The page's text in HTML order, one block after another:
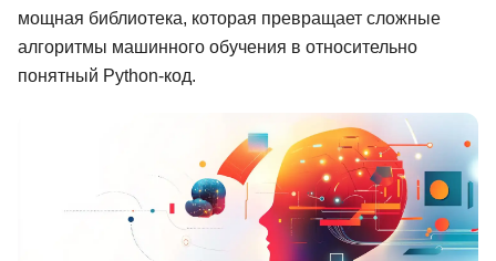
мощная библиотека, которая превращает сложные
алгоритмы машинного обучения в относительно
понятный Python-код.
Иностранные языки
Soft Skills
Акции и промокоды
Рейтинг онлайн-школ